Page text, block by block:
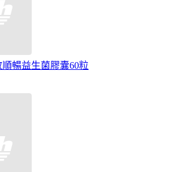
順暢益生菌膠囊60粒